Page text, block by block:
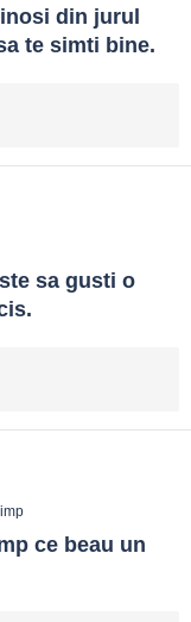
din jurul
te simti bine.
sa gusti o
ce beau un